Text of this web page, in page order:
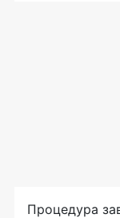
Процедура